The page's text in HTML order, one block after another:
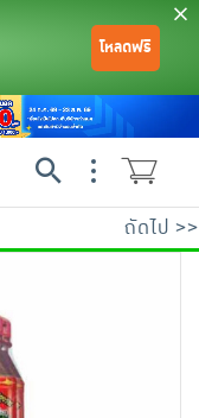
โหลดฟรี
ถัดไป >>